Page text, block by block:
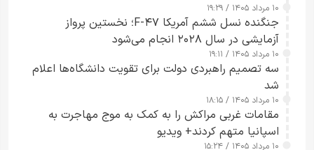
کسی که واقعاً دست به اقدام می‌زند
۱۰ مرداد ۱۴۰۵ / ۱۹:۲۹
جنگنده نسل ششم آمریکا F-۴۷؛ نخستین پرواز
آزمایشی در سال ۲۰۲۸ انجام می‌شود
۱۰ مرداد ۱۴۰۵ / ۱۹:۱۱
سه تصمیم راهبردی دولت برای تقویت دانشگاه‌ها اعلام
شد
۱۰ مرداد ۱۴۰۵ / ۱۸:۱۵
مقامات غربی مراکش را به کمک به موج مهاجرت به
اسپانیا متهم کردند+ ویدیو
۱۰ مرداد ۱۴۰۵ / ۱۵:۲۴